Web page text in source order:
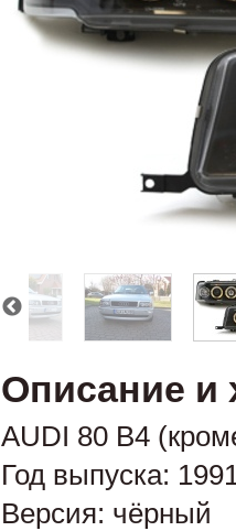
Описание и
AUDI 80 B4
Год выпуска:
Версия: чёрный